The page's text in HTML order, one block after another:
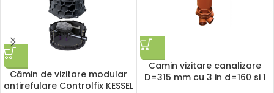
Cămin de vizitare modular
antirefulare Controlfix KESSEL
Camin vizitare canalizare
D=315 mm cu 3 in d=160 si 1